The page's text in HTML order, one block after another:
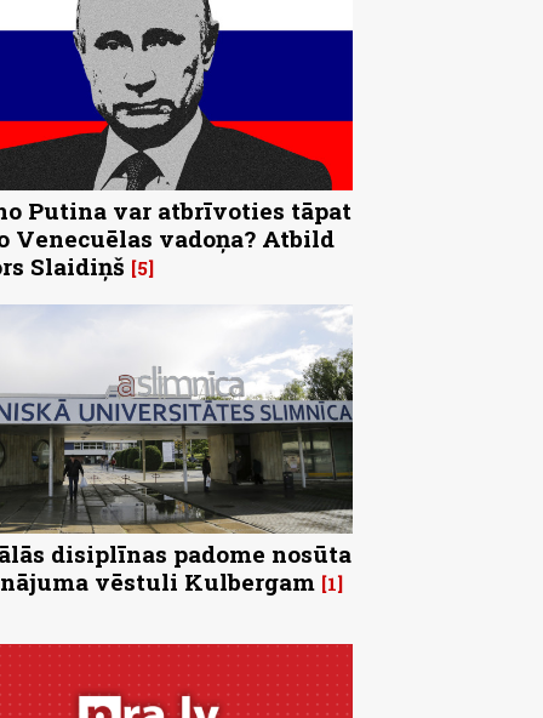
Putina var atbrīvoties tāpat
Venecuēlas vadoņa? Atbild
Slaidiņš 5
disiplīnas padome nosūta
vēstuli Kulbergam 1